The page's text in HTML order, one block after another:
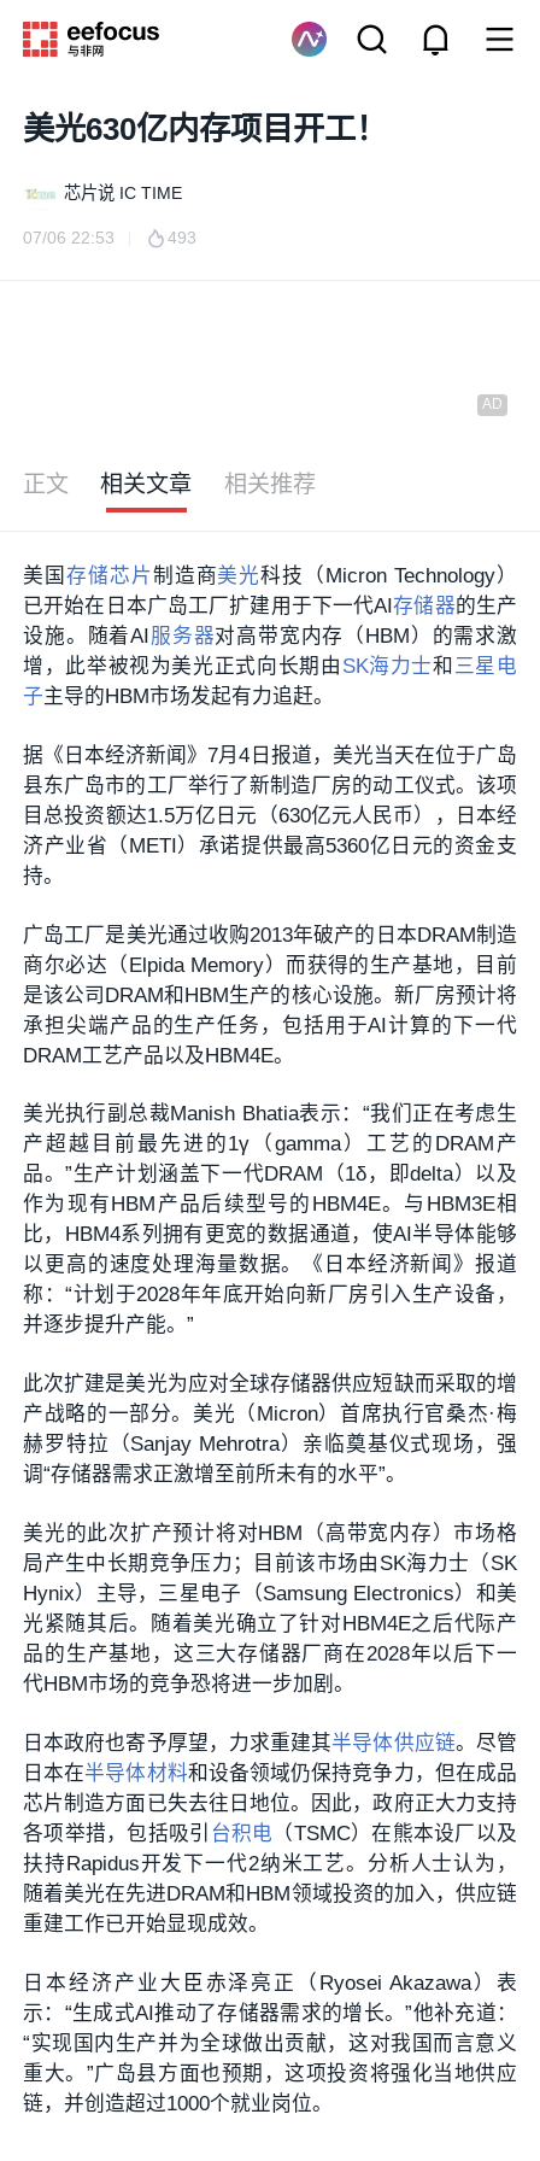
美光630亿内存项目开工！
芯片说 IC TIME
07/06 22:53 493
正文 相关文章 相关推荐
美国 存储芯片制造商美光科技（Micron Technology）
已开始在日本广岛工厂扩建用于下一代AI存储器的生产
设施。随着AI服务器对高带宽内存（HBM）的需求激
增，此举被视为美光正式向长期由 SK海力士和 三星电
子主导的HBM市场发起有力追赶。
据《日本经济新闻》7月4日报道，美光当天在位于广岛
县东广岛市的工厂举行了新制造厂房的动工仪式。该项
目总投资额达1.5万亿日元（630亿元人民币），日本经
济产业省（METI）承诺提供最高5360亿日元的资金支
持。
广岛工厂是美光通过收购2013年破产的日本DRAM制造
商尔必达（Elpida Memory）而获得的生产基地，目前
是该公司DRAM和HBM生产的核心设施。新厂房预计将
承担尖端产品的生产任务，包括用于AI计算的下一代
DRAM工艺产品以及HBM4E。
美光执行副总裁Manish Bhatia表示：“我们正在考虑生
产超越目前最先进的1γ（gamma）工艺的DRAM产
品。”生产计划涵盖下一代DRAM（1δ，即delta）以及
作为现有HBM产品后续型号的HBM4E。与HBM3E相
比，HBM4系列拥有更宽的数据通道，使AI半导体能够
以更高的速度处理海量数据。《日本经济新闻》报道
称：“计划于2028年年底开始向新厂房引入生产设备，
并逐步提升产能。”
此次扩建是美光为应对全球存储器供应短缺而采取的增
产战略的一部分。美光（Micron）首席执行官桑杰·梅
赫罗特拉（Sanjay Mehrotra）亲临奠基仪式现场，强
调“存储器需求正激增至前所未有的水平”。
美光的此次扩产预计将对HBM（高带宽内存）市场格
局产生中长期竞争压力；目前该市场由SK海力士（SK
Hynix）主导，三星电子（Samsung Electronics）和美
光紧随其后。随着美光确立了针对HBM4E之后代际产
品的生产基地，这三大存储器厂商在2028年以后下一
代HBM市场的竞争恐将进一步加剧。
日本政府也寄予厚望，力求重建其半导体供应链。尽管
日本在半导体材料和设备领域仍保持竞争力，但在成品
芯片制造方面已失去往日地位。因此，政府正大力支持
各项举措，包括吸引 台积电 （TSMC）在熊本设厂以及
扶持Rapidus开发下一代2纳米工艺。分析人士认为，
随着美光在先进DRAM和HBM领域投资的加入，供应链
重建工作已开始显现成效。
日本经济产业大臣赤泽亮正（Ryosei Akazawa）表
示：“生成式AI推动了存储器需求的增长。”他补充道：
“实现国内生产并为全球做出贡献，这对我国而言意义
重大。”广岛县方面也预期，这项投资将强化当地供应
链，并创造超过1000个就业岗位。